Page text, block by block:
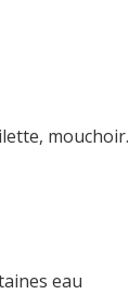
mouchoir.
eau